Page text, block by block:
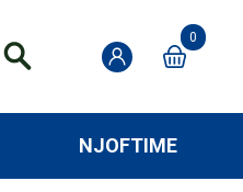
0
NJOFTIME